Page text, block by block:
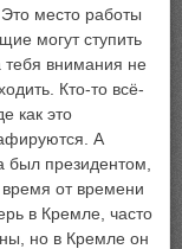
место работы
могут ступить
тебя внимания не
Кто-то всё-
как это
А
был президентом,
от времени
в Кремле, часто
но в Кремле он